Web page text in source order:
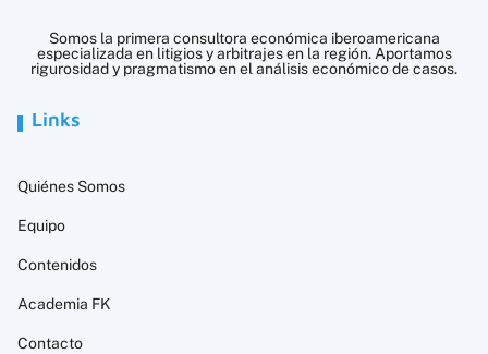
Somos la primera consultora económica iberoamericana
especializada en litigios y arbitrajes en la región. Aportamos
rigurosidad y pragmatismo en el análisis económico de casos.
Links
Quiénes Somos
Equipo
Contenidos
Academia FK
Contacto